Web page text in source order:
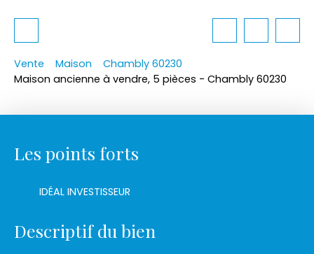
Vente Maison
Chambly 60230
Maison ancienne à vendre, 5 pièces - Chambly 60230
Les points forts
IDÉAL INVESTISSEUR
Descriptif du bien